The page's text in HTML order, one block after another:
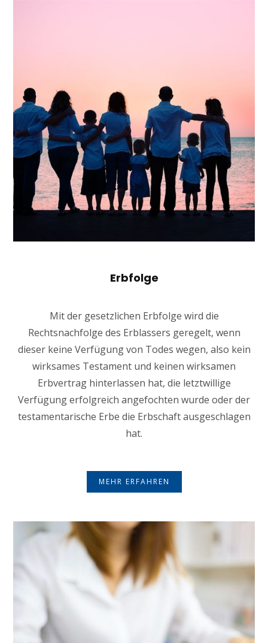
Erbfolge
Mit der gesetzlichen Erbfolge wird die
Rechtsnachfolge des Erblassers geregelt, wenn
dieser keine Verfügung von Todes wegen, also kein
wirksames Testament und keinen wirksamen
Erbvertrag hinterlassen hat, die letztwillige
Verfügung erfolgreich angefochten wurde oder der
testamentarische Erbe die Erbschaft ausgeschlagen
hat.
MEHR ERFAHREN